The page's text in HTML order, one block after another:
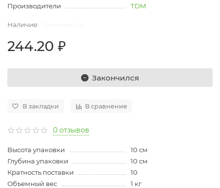
Производители
TDM
244.20 ₽
Закончился
В закладки В сравнение
0 отзывов
Высота упаковки
10 см
Глубина упаковки
10 см
Кратность поставки
10
Объемный вес
1 кг